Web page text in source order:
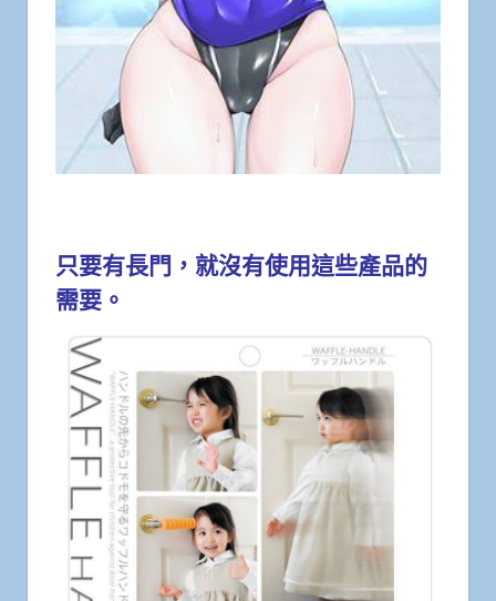
只要有長門，就沒有使用這些產品的
需要。